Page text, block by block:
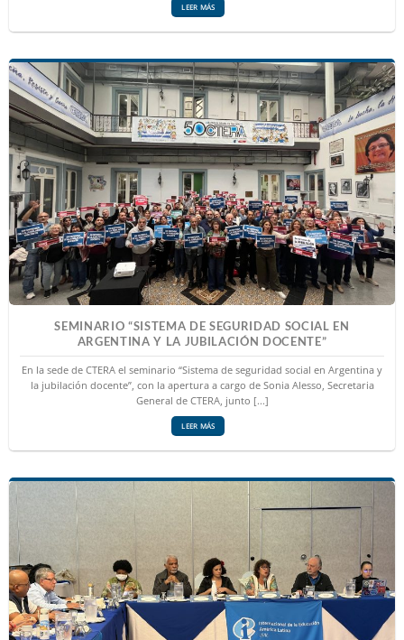
LEER MÁS
SEMINARIO “SISTEMA DE SEGURIDAD SOCIAL EN
ARGENTINA Y LA JUBILACIÓN DOCENTE”
En la sede de CTERA el seminario “Sistema de seguridad social en Argentina y
la jubilación docente”, con la apertura a cargo de Sonia Alesso, Secretaria
General de CTERA, junto [...]
LEER MÁS